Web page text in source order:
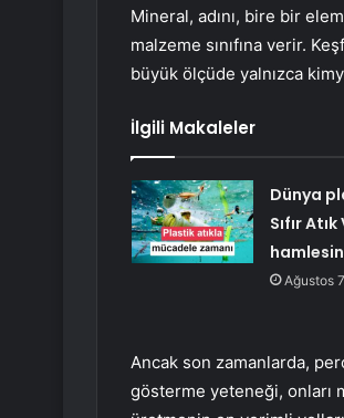
Mineral, adını, bire bir
malzeme sınıfına verir.
büyük ölçüde yalnızca
İlgili Makaleler
Dünya
Sıfır
Ağustos
Ancak son zamanlarda,
gösterme yeteneği, onları